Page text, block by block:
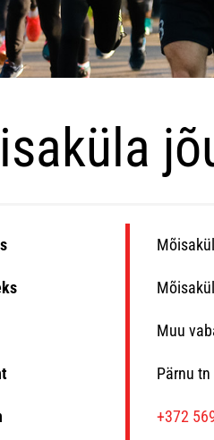
Muu
Pärnu
+372